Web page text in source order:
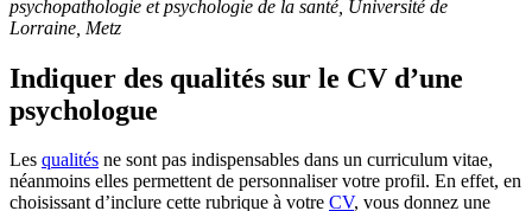
psychopathologie et psychologie de la santé, Université de
Lorraine, Metz
Indiquer des qualités sur le CV d’une
psychologue
Les qualités ne sont pas indispensables dans un curriculum vitae,
néanmoins elles permettent de personnaliser votre profil. En effet, en
choisissant d’inclure cette rubrique à votre CV, vous donnez une